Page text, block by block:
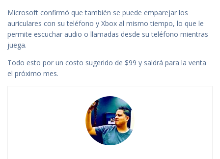
Microsoft confirmó que también se puede emparejar los
auriculares con su teléfono y Xbox al mismo tiempo, lo que le
permite escuchar audio o llamadas desde su teléfono mientras
juega.
Todo esto por un costo sugerido de $99 y saldrá para la venta
el próximo mes.